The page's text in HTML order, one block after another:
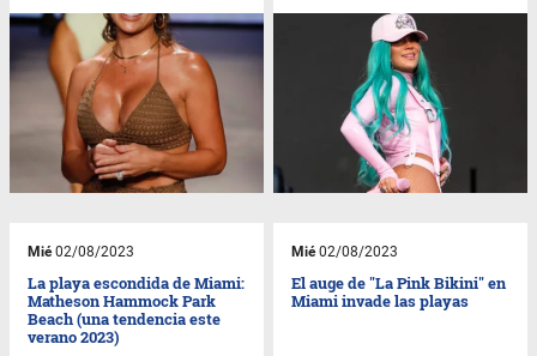
Mié02/08/2023
La playa escondida de Miami:
Matheson Hammock Park
Beach (una tendencia este
verano 2023)
Mié02/08/2023
El auge de "La Pink Bikini" en
Miami invade las playas